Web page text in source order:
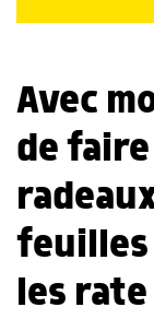
Avec
de
feuilles
les rate